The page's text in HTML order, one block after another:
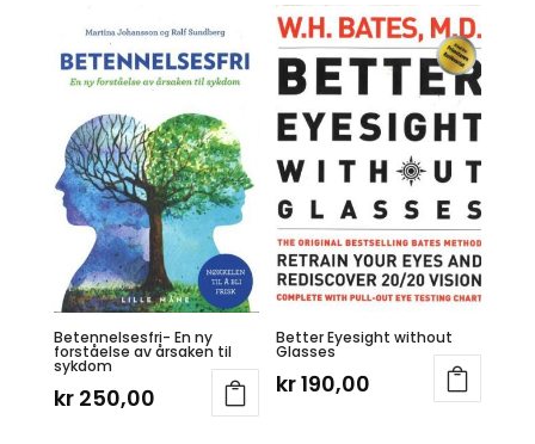
Betennelsesfri- En ny
forståelse av årsaken til
sykdom
kr250,00
Better Eyesight without
Glasses
kr190,00